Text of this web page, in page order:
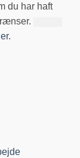
du har haft
.